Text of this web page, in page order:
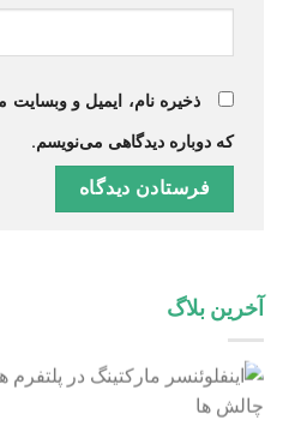
ذخیره نام، ایمیل و
که دوباره دیدگاهی می‌نویسم.
آخرین بلاگ